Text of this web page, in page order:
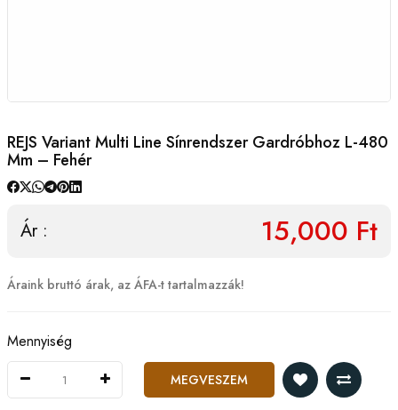
REJS Variant Multi Line Sínrendszer Gardróbhoz L-480
Mm – Fehér
Ár : 15,000 Ft
Áraink bruttó árak, az ÁFA-t tartalmazzák!
Mennyiség
MEGVESZEM